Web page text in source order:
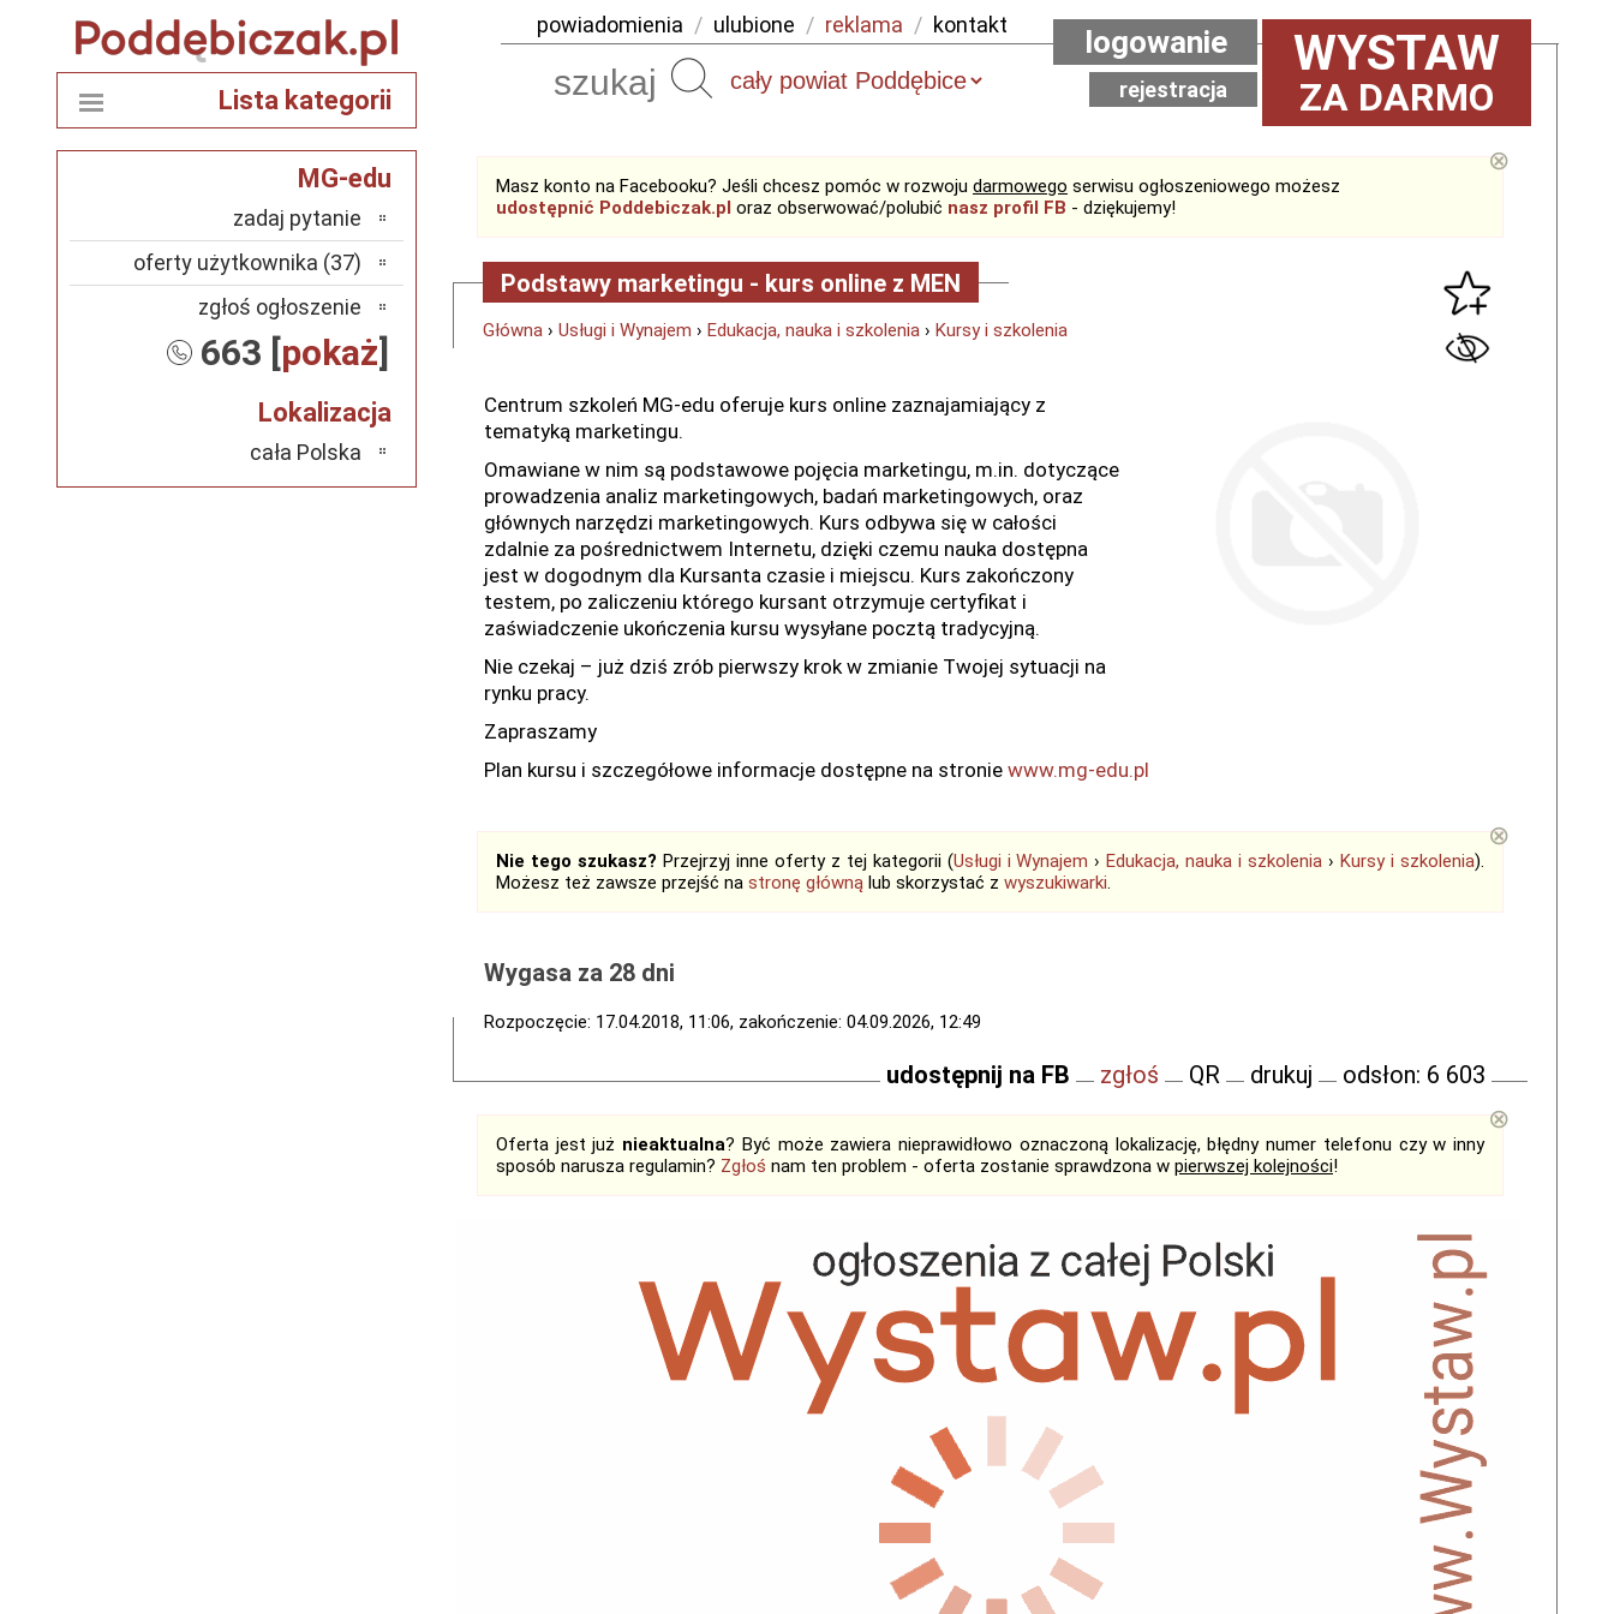
powiadomienia / ulubione / reklama / kontakt
Szukaj WYSTAW
ZA DARMO
logowanie
rejestracja
Masz konto na Facebooku? Jeśli chcesz pomóc w rozwoju darmowego serwisu ogłoszeniowego możesz
udostępnić Poddebiczak.pl oraz obserwować/polubić nasz profil FB - dziękujemy!
⊗
Podstawy marketingu - kurs online z MEN
Główna › Usługi i Wynajem › Edukacja, nauka i szkolenia › Kursy i szkolenia
Centrum szkoleń MG-edu oferuje kurs online zaznajamiający z
tematyką marketingu.
Omawiane w nim są podstawowe pojęcia marketingu, m.in. dotyczące
prowadzenia analiz marketingowych, badań marketingowych, oraz
głównych narzędzi marketingowych. Kurs odbywa się w całości
zdalnie za pośrednictwem Internetu, dzięki czemu nauka dostępna
jest w dogodnym dla Kursanta czasie i miejscu. Kurs zakończony
testem, po zaliczeniu którego kursant otrzymuje certyfikat i
zaświadczenie ukończenia kursu wysyłane pocztą tradycyjną.
Nie czekaj – już dziś zrób pierwszy krok w zmianie Twojej sytuacji na
rynku pracy.
Zapraszamy
Plan kursu i szczegółowe informacje dostępne na stronie www.mg-edu.pl
Nie tego szukasz? Przejrzyj inne oferty z tej kategorii (Usługi i Wynajem ›Edukacja, nauka i szkolenia ›Kursy i szkolenia).
Możesz też zawsze przejść na stronę główną lub skorzystać z wyszukiwarki.
⊗
Wygasa za 28 dni
Rozpoczęcie: 17.04.2018, 11:06, zakończenie: 04.09.2026, 12:49
udostępnij na FB zgłoś QR drukuj odsłon: 6 603
Oferta jest już nieaktualna? Być może zawiera nieprawidłowo oznaczoną lokalizację, błędny numer telefonu czy w inny
sposób narusza regulamin? Zgłoś nam ten problem - oferta zostanie sprawdzona w pierwszej kolejności!
⊗
Lista kategorii
MG-edu
zadaj pytanie
oferty użytkownika (37)
zgłoś ogłoszenie
663 [pokaż]
Lokalizacja
cała Polska